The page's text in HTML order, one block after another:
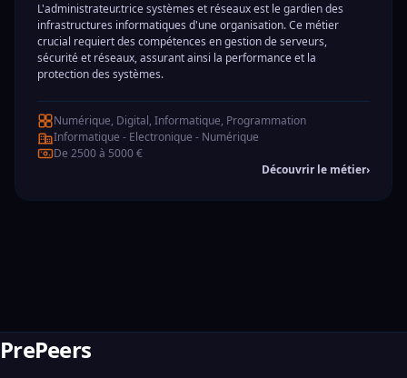
L'administrateur.trice systèmes et réseaux est le gardien des
infrastructures informatiques d'une organisation. Ce métier
crucial requiert des compétences en gestion de serveurs,
sécurité et réseaux, assurant ainsi la performance et la
protection des systèmes.
Numérique, Digital, Informatique, Programmation
Informatique - Electronique - Numérique
De 2500 à 5000 €
Découvrir le métier›
PrePeers